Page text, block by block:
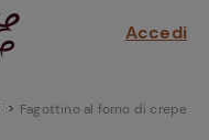
Accedi
Fagottino al forno di crepes